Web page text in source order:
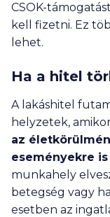
CSOK-
kell fizetni. Ez
lehet.
Ha a hitel
A lakáshitel
helyzetek,
az
eseményekre
munkahely
betegség vagy
esetben az